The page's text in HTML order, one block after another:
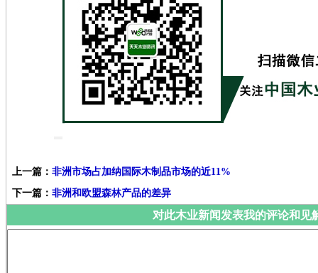
上一篇： 非洲市场占加纳国际木制品市场的近11%
下一篇： 非洲和欧盟森林产品的差异
对此木业新闻发表我的评论和见